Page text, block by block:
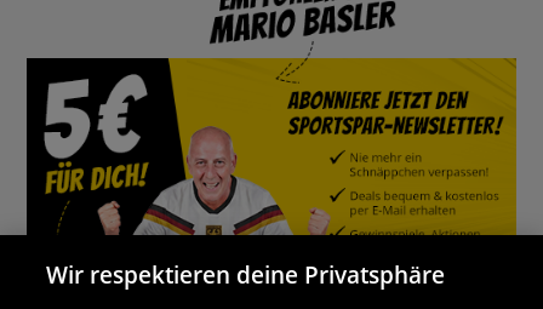
Wir respektieren deine Privatsphäre